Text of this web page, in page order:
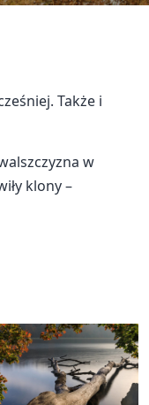
Także i
w
klony –